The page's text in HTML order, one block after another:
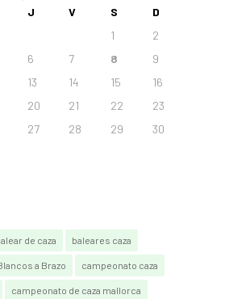
J V S
D
1
2
6 7 8
9
13 14 15
16
20 21 22
23
27 28 29
30
de caza baleares caza
a Brazo campeonato caza
campeonato de caza mallorca